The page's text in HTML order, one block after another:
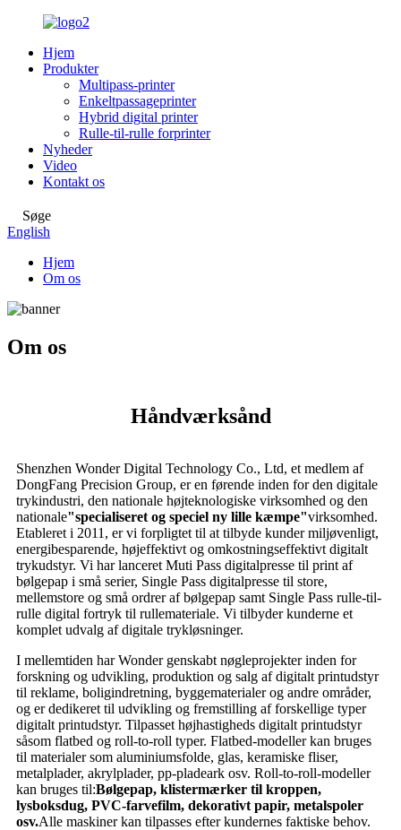
Hjem
Produkter
Multipass-printer
Enkeltpassageprinter
Hybrid digital printer
Rulle-til-rulle forprinter
Nyheder
Video
Kontakt os
Søge
English
Hjem
Om os
Om os
Håndværksånd
Shenzhen Wonder Digital Technology Co., Ltd, et medlem af
DongFang Precision Group, er en førende inden for den digitale
trykindustri, den nationale højteknologiske virksomhed og den
nationale"specialiseret og speciel ny lille kæmpe"virksomhed.
Etableret i 2011, er vi forpligtet til at tilbyde kunder miljøvenligt,
energibesparende, højeffektivt og omkostningseffektivt digitalt
trykudstyr. Vi har lanceret Muti Pass digitalpresse til print af
bølgepap i små serier, Single Pass digitalpresse til store,
mellemstore og små ordrer af bølgepap samt Single Pass rulle-til-
rulle digital fortryk til rullemateriale. Vi tilbyder kunderne et
komplet udvalg af digitale trykløsninger.
I mellemtiden har Wonder genskabt nøgleprojekter inden for
forskning og udvikling, produktion og salg af digitalt printudstyr
til reklame, boligindretning, byggematerialer og andre områder,
og er dedikeret til udvikling og fremstilling af forskellige typer
digitalt printudstyr. Tilpasset højhastigheds digitalt printudstyr
såsom flatbed og roll-to-roll typer. Flatbed-modeller kan bruges
til materialer som aluminiumsfolde, glas, keramiske fliser,
metalplader, akrylplader, pp-pladeark osv. Roll-to-roll-modeller
kan bruges til:Bølgepap, klistermærker til kroppen,
lysboksdug, PVC-farvefilm, dekorativt papir, metalspoler
osv.Alle maskiner kan tilpasses efter kundernes faktiske behov.